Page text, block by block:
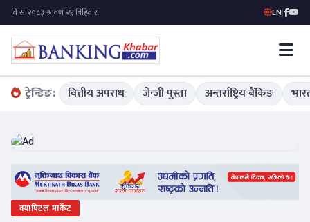
EN|
ट्रेन्डिङ: वित्तीय अपराध जेन्जी पुस्ता अन्तर्राष्ट्रिय बैंकिङ
क्यापिटल मार्केट